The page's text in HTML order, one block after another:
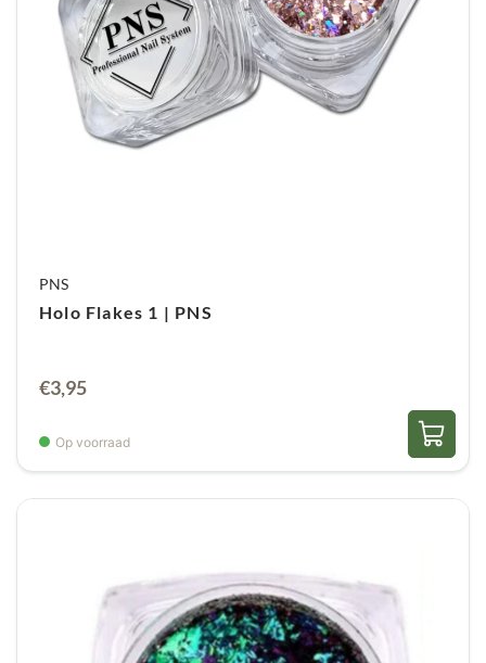
PNS
Holo Flakes 1 | PNS
€3,95
Op voorraad